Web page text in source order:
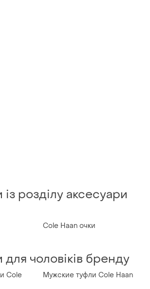
розділу аксесуари
Cole Haan очки
чоловіків бренду
Cole
Мужские туфли Cole Haan